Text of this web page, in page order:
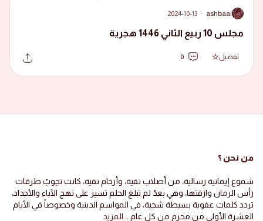
A
ashbaal
·
2024-10-13
مجلس 10 ربيع الثاني 1446 هجرية
تفضيل 0
من نحن ؟
شموع إيمانية رسالية، من أصلاب تقية، وأرحام نقية، كانت تجوبُ طرقات
رأس الرمان وازقتها، وهي بعدُ لم تبلغ الحلم تسير على نهج الآباء والأجداد،
تردد كلمات عفوية بسيطة شجية، في المواسم الدينية وخصوصاً في الأيام
العشرة الأولى من محرم من كل عام .. المزيد